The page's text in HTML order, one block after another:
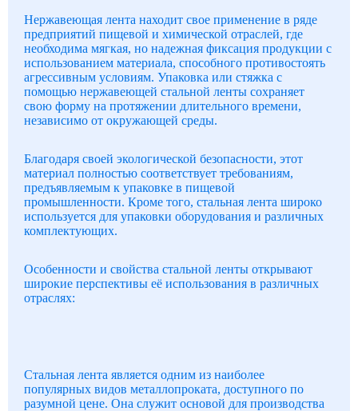
Нержавеющая лента находит свое применение в ряде
предприятий пищевой и химической отраслей, где
необходима мягкая, но надежная фиксация продукции с
использованием материала, способного противостоять
агрессивным условиям. Упаковка или стяжка с
помощью нержавеющей стальной ленты сохраняет
свою форму на протяжении длительного времени,
независимо от окружающей среды.
Благодаря своей экологической безопасности, этот
материал полностью соответствует требованиям,
предъявляемым к упаковке в пищевой
промышленности. Кроме того, стальная лента широко
используется для упаковки оборудования и различных
комплектующих.
Особенности и свойства стальной ленты открывают
широкие перспективы её использования в различных
отраслях:
Стальная лента является одним из наиболее
популярных видов металлопроката, доступного по
разумной цене. Она служит основой для производства